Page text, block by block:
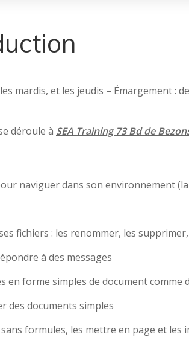
mardis, et les jeudis – Émargement :
déroule à SEA Training 73 Bd de
naviguer dans son environnement
fichiers : les renommer, les
à des messages
forme simples de document comme
des documents simples
formules, les mettre en page et les